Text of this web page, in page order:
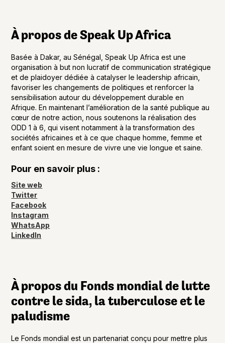
À propos de Speak Up Africa
Basée à Dakar, au Sénégal, Speak Up Africa est une
organisation à but non lucratif de communication stratégique
et de plaidoyer dédiée à catalyser le leadership africain,
favoriser les changements de politiques et renforcer la
sensibilisation autour du développement durable en
Afrique. En maintenant l’amélioration de la santé publique au
cœur de notre action, nous soutenons la réalisation des
ODD 1 à 6, qui visent notamment à la transformation des
sociétés africaines et à ce que chaque homme, femme et
enfant soient en mesure de vivre une vie longue et saine.
Pour en savoir plus :
Site web
Twitter
Facebook
Instagram
WhatsApp
LinkedIn
À propos du Fonds mondial de lutte
contre le sida, la tuberculose et le
paludisme
Le Fonds mondial est un partenariat conçu pour mettre plus